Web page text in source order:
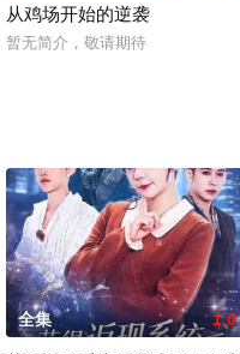
从鸡场开始的逆袭
暂无简介，敬请期待
全集 1.0